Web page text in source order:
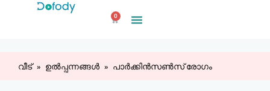
ഉള്ളടക്കത്തിലേക്ക്
0
കാർട്ട്
വീട് ഉൽപ്പന്നങ്ങൾ പാർക്കിൻസൺസ് രോഗം